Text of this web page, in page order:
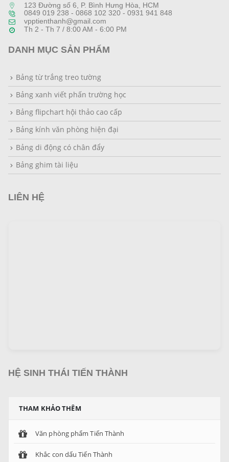
123 Đường số 6, P. Bình Hưng Hòa, HCM
0849 019 238 - 0868 102 320 - 0931 941 848
vpptienthanh@gmail.com
Th 2 - Th 7 / 8:00 AM - 6:00 PM
DANH MỤC SẢN PHẨM
Bảng từ trắng treo tường
Bảng xanh viết phấn trường học
Bảng flipchart hội thảo cao cấp
Bảng kính văn phòng hiện đại
Bảng di động có chân đẩy
Bảng ghim tài liệu
LIÊN HỆ
HỆ SINH THÁI TIẾN THÀNH
THAM KHẢO THÊM
Văn phòng phẩm Tiến Thành
Khắc con dấu Tiến Thành